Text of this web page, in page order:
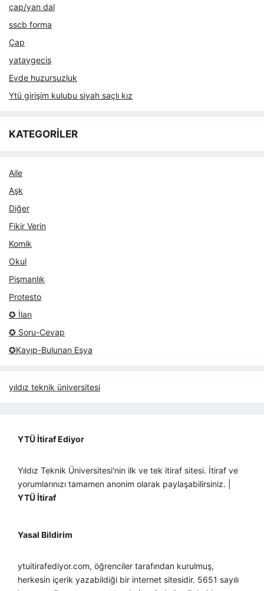
çap/yan dal
sscb forma
Çap
yataygecis
Evde huzursuzluk
Ytü girişim kulubu siyah saçlı kız
KATEGORİLER
Aile
Aşk
Diğer
Fikir Verin
Komik
Okul
Pişmanlık
Protesto
✪ İlan
✪ Soru-Cevap
✪Kayıp-Bulunan Eşya
yıldız teknik üniversitesi
YTÜ İtiraf Ediyor
Yıldız Teknik Üniversitesi'nin ilk ve tek itiraf sitesi. İtiraf ve
yorumlarınızı tamamen anonim olarak paylaşabilirsiniz. |
YTÜ İtiraf
Yasal Bildirim
ytuitirafediyor.com, öğrenciler tarafından kurulmuş,
herkesin içerik yazabildiği bir internet sitesidir. 5651 sayılı